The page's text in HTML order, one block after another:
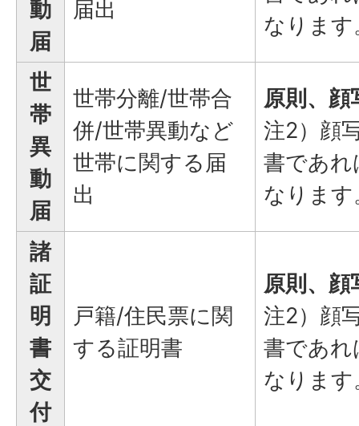
動
届
届出
なります
世
帯
異
動
届
世帯分離/世帯合
併/世帯異動など
世帯に関する届
出
原則、
注2）顔
書であれ
なります
諸
証
明
書
交
付
戸籍/住民票に関
する証明書
原則、
注2）顔
書であれ
なります